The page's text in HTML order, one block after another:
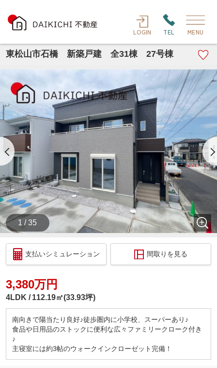
LOGIN TEL MENU
東松山市石橋 新築戸建 全31棟 27号棟
1 / 35
支払いシミュレーション 間取りを見る
3,380万円
4LDK 112.19㎡(33.93坪)
南向きで陽当たり良好♪徒歩圏内に小学校、スーパーあり♪
食品や日用品のストックに便利な広々ファミリークローク付き
♪
主寝室には約3帖のウォークインクローゼット完備！